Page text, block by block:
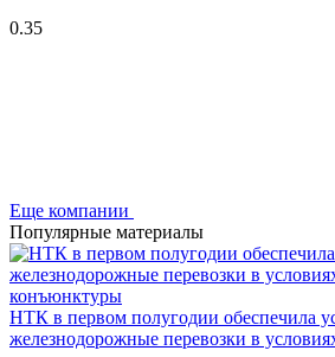
0.35
Еще компании
Популярные материалы
НТК в первом полугодии обеспечила
железнодорожные перевозки в